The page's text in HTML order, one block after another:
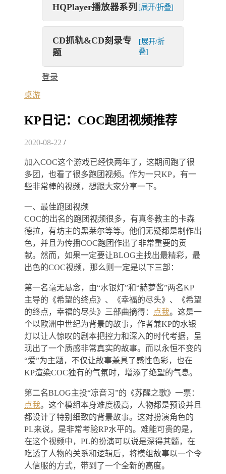
HQPlayer播放器系列 [展开/折叠]
CD抓轨&CD刻录专
题
[展开/折
叠]
登录
桌游
KP日记：COC跑团视频推荐
2020-08-22 /
加入COC这个游戏已经快两年了，这期间跑了很
多团，也看了很多跑团视频。作为一只KP，有一
些非常棒的视频，想跟大家分享一下。
一、最佳跑团视频
COC的出名的跑团视频很多，有真冬教主的卡森
德拉，有坊主的黑莱尔等等。他们无疑都是制作出
色，并且为传播COC跑团作出了非常重要的贡
献。然而，如果一定要让BLOG主找出最精彩，最
出色的COC视频，那么则一定是以下三部：
第一名毫无悬念，由“水银灯”和“赫萝酱”两名KP
主导的《希望的终点》、《幸福的尽头》、《希望
的终点，幸福的尽头》三部曲摘得：
点我。这是一
个以欧洲中世纪为背景的故事，作者兼KP的水银
灯以让人惊叹的剧本把控力和深入的时代考据，呈
现出了一个质感非常真实的故事。而以永恒不变的
“爱”为主题，不仅让故事兼具了感性色彩，也在
KP渲染COC独有的气氛时，增添了绝望的气息。
第二名BLOG主投“凉音习”的《苏醒之歌》一票：
点我。这个模组本身难度极高，人物都是预设并且
都设计了特别细致的背景故事。这对扮演角色的
PL来说，是非常考验RP水平的。难能可贵的是，
在这个视频中，PL的扮演可以说是深得其髓，在
吃透了人物的关系和逻辑后，将模组故事以一个令
人信服的方式，带到了一个全新的高度。